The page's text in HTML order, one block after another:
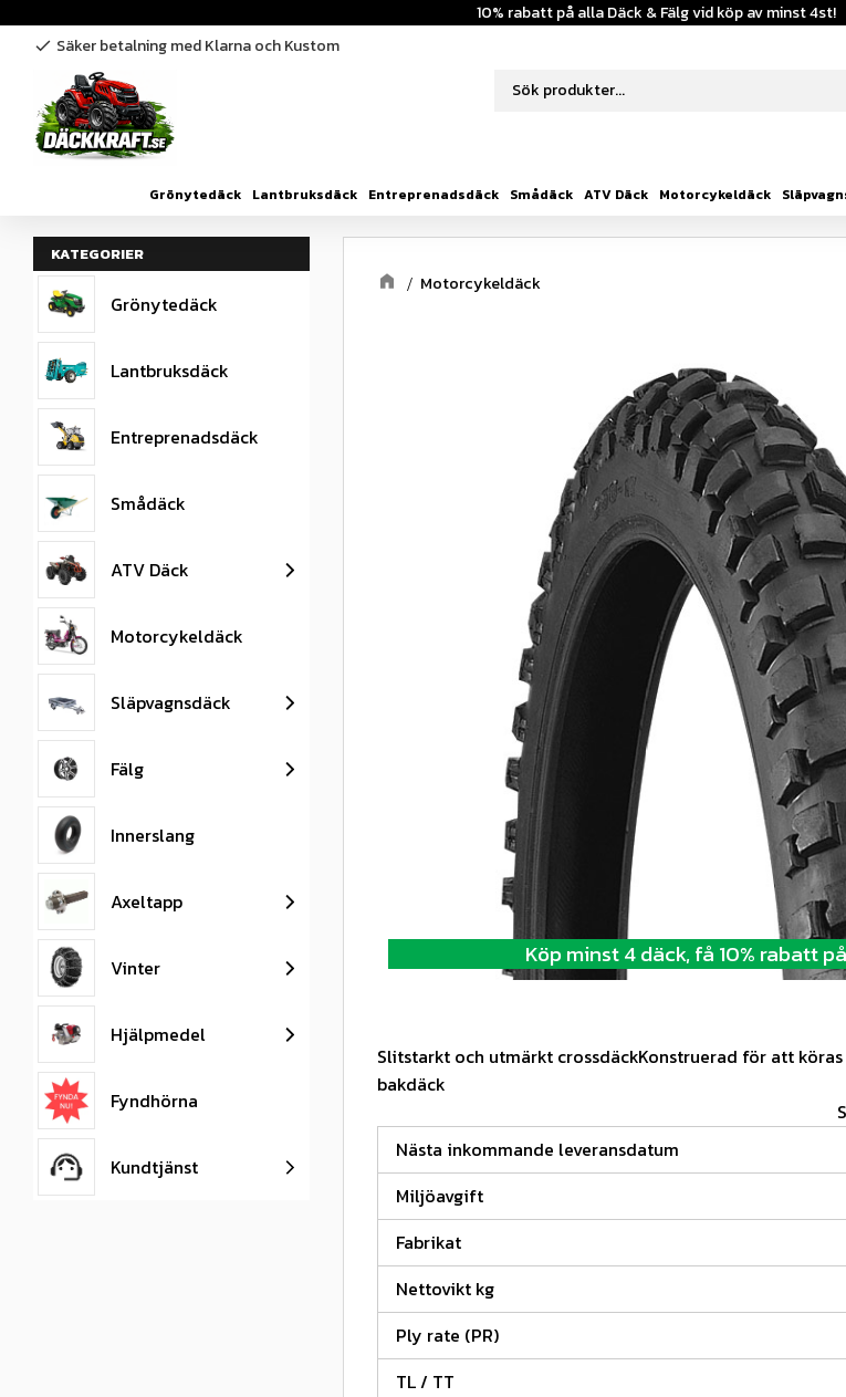
10% rabatt på alla Däck & Fälg vid köp av minst 4st!
check Säker betalning med Klarna och Kustom
Grönytedäck Lantbruksdäck Entreprenadsdäck Smådäck ATV Däck Motorcykeldäck
Motorcykeldäck
Köp minst 4 däck, få 10% rabatt
Slitstarkt och utmärkt crossdäckKonstruerad för att
bakdäck
Nästa inkommande leveransdatum
Miljöavgift
Fabrikat
Nettovikt kg
Ply rate (PR)
TL / TT
KATEGORIER
Grönytedäck
Lantbruksdäck
Entreprenadsdäck
Smådäck
ATV Däck
Motorcykeldäck
Släpvagnsdäck
Fälg
Innerslang
Axeltapp
Vinter
Hjälpmedel
Fyndhörna
Kundtjänst